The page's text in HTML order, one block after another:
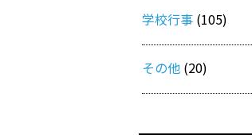
学校行事 (105)
その他 (20)